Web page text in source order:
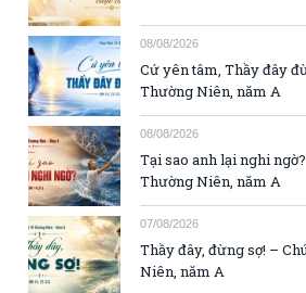
08/08/2026
Cứ yên tâm, Thầy đây
Thường Niên, năm A
08/08/2026
Tại sao anh lại nghi
Thường Niên, năm A
07/08/2026
Thầy đây, đừng sợ! –
Niên, năm A